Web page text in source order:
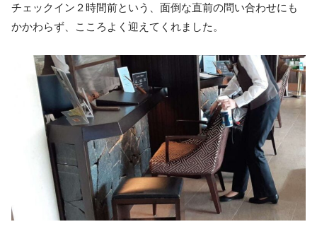
チェックイン２時間前という、面倒な直前の問い合わせにも
かかわらず、こころよく迎えてくれました。